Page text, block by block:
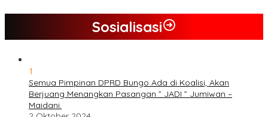
Sosialisasi
1
Semua Pimpinan DPRD Bungo Ada di Koalisi, Akan
Berjuang Menangkan Pasangan ” JADI ” Jumiwan –
Maidani.